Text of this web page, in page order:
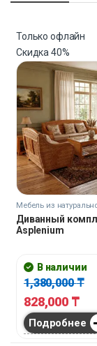
Только офлайн
Скидка40%
Мебель из
Диванный
Asplenium
В наличии
1,380,000₸
828,000 ₸
Подробнее